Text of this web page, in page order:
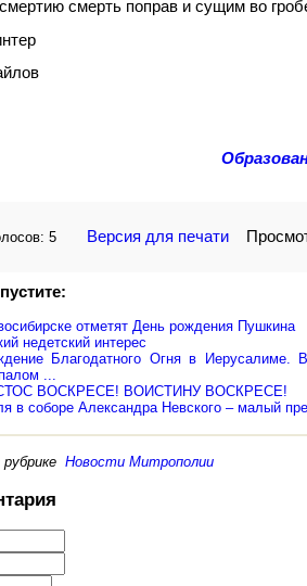
смерть поправ и сущим во
5 Версия для печати
отметят День рождения Пушкина
недетский интерес
Благодатного Огня в Иерусалиме.
...
ВОСКРЕСЕ! ВОИСТИНУ ВОСКРЕСЕ!
в соборе Александра Невского – малый
рубрике Новости Митрополии